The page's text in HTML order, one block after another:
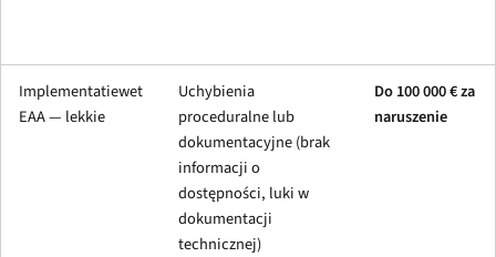
Implementatiewet
EAA — lekkie
Uchybienia
proceduralne lub
dokumentacyjne (brak
informacji o
dostępności, luki w
dokumentacji
technicznej)
Do 100 000 € za
naruszenie